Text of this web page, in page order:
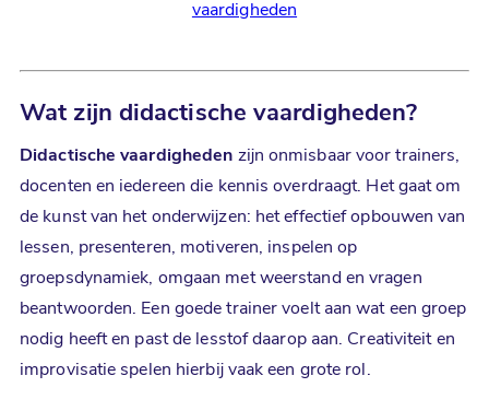
vaardigheden
Wat zijn didactische vaardigheden?
Didactische vaardigheden zijn onmisbaar voor trainers,
docenten en iedereen die kennis overdraagt. Het gaat om
de kunst van het onderwijzen: het effectief opbouwen van
lessen, presenteren, motiveren, inspelen op
groepsdynamiek, omgaan met weerstand en vragen
beantwoorden. Een goede trainer voelt aan wat een groep
nodig heeft en past de lesstof daarop aan. Creativiteit en
improvisatie spelen hierbij vaak een grote rol.